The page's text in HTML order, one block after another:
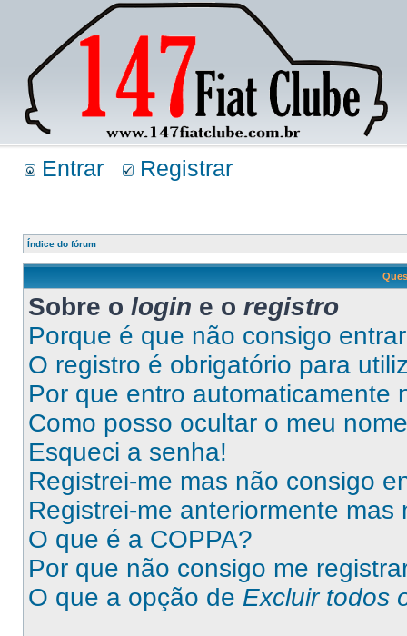
Entrar Registrar
Índice do fórum
Sobre o login e o registro
Porque é que não consigo
O registro é obrigatório para
Por que entro automaticamente
Como posso ocultar o meu
Esqueci a senha!
Registrei-me mas não consigo
Registrei-me anteriormente
O que é a COPPA?
Por que não consigo me
O que a opção de Excluir todos